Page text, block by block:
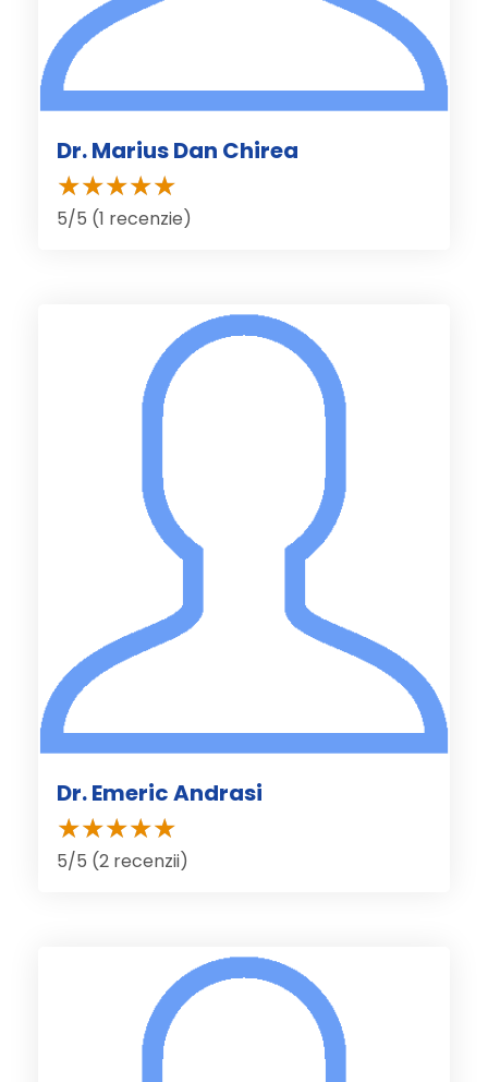
Dr. Marius Dan Chirea
5/5 (1 recenzie)
Dr. Emeric Andrasi
5/5 (2 recenzii)